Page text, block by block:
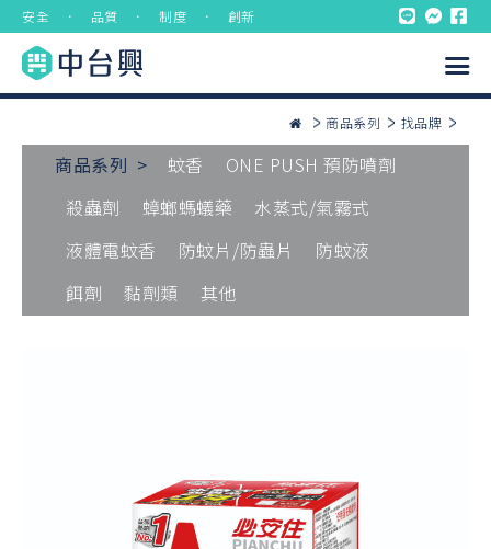
安全 ． 品質 ． 制度 ． 創新
商品系列 找品牌
商品系列 > 蚊香
ONE PUSH 預防噴劑
殺蟲劑
蟑螂螞蟻藥
水蒸式/氣霧式
液體電蚊香
防蚊片/防蟲片
防蚊液
餌劑
黏劑類 其他